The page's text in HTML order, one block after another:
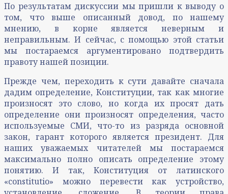
По результатам дискуссии мы пришли к выводу о
том, что выше описанный довод, по нашему
мнению, в корне является неверным и
неправильным. И сейчас, с помощью этой статьи
мы постараемся аргументировано подтвердить
правоту нашей позиции.
Прежде чем, переходить к сути давайте сначала
дадим определение, Конституции, так как многие
произносят это слово, но когда их просят дать
определение они произносят определения, часто
используемые СМИ, что-то из разряда основной
закон, гарант которого является президент. Для
наших уважаемых читателей мы постараемся
максимально полно описать определение этому
понятию. И так, Конституция от латинского
«constitutio» можно перевести как устройство,